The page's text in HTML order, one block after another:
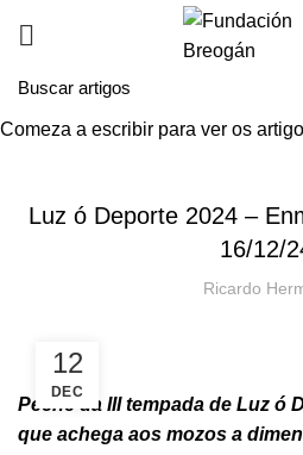
HOME NOVAS
Luz ó Deporte 2024 –
16/12/
Ricardo
12
DEC
Peche da III tempada de Luz ó
que achega aos mozos a
Comeza a escribir para ver os